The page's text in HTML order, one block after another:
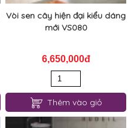
Vòi sen cây hiện đại kiểu dáng
mới VS080
6,650,000đ
Thêm vào giỏ